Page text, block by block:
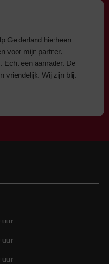
Gelderland hierheen
voor mijn partner.
Echt een aanrader. De
vriendelijk. Wij zijn blij.
uur
uur
uur